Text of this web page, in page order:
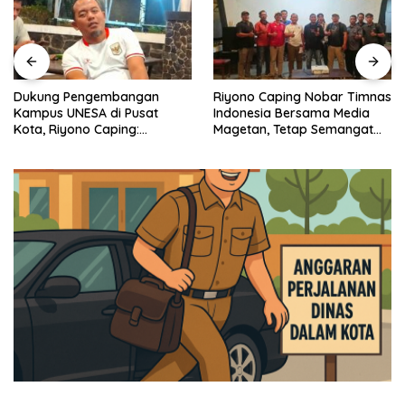
Dukung Pengembangan
Kampus UNESA di Pusat
Kota, Riyono Caping:
Riyono Caping Nobar Timnas
Indonesia Bersama Media
Magetan, Tetap Semangat